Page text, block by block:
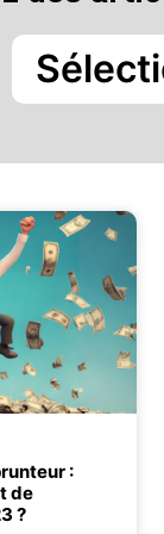
:
de
?